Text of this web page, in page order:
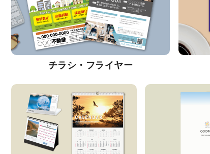
チラシ・フライヤー